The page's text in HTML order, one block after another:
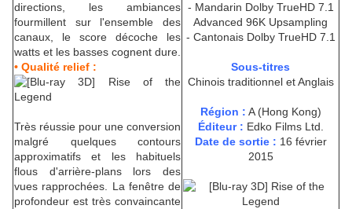
directions, les ambiances
fourmillent sur l'ensemble des
canaux, le score décoche les
watts et les basses cognent dure.
• Qualité relief :
Très réussie pour une conversion
malgré quelques contours
approximatifs et les habituels
flous d'arrière-plans lors des
vues rapprochées. La fenêtre de
profondeur est très convaincante
- Mandarin Dolby TrueHD 7.1
Advanced 96K Upsampling
- Cantonais Dolby TrueHD 7.1
Sous-titres
Chinois traditionnel et Anglais
Région : A (Hong Kong)
Éditeur : Edko Films Ltd.
Date de sortie : 16 février
2015